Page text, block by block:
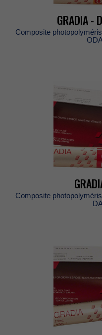
GRADIA-